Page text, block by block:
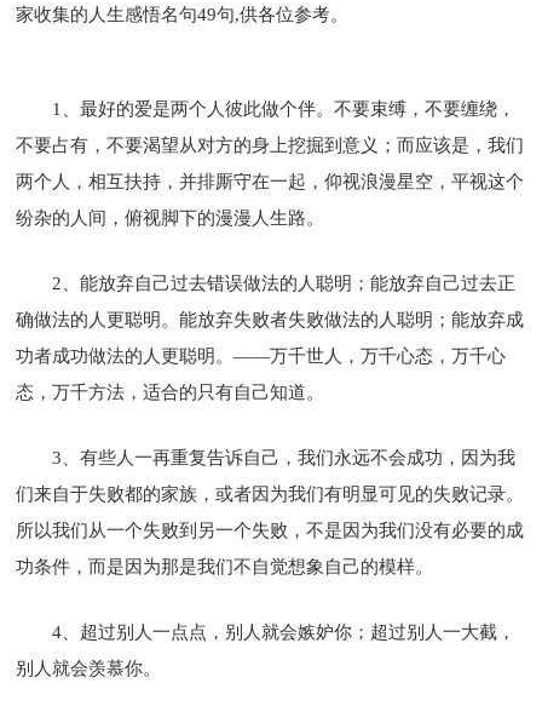
家收集的人生感悟名句49句,供各位参考。
1、最好的爱是两个人彼此做个伴。不要束缚，不要缠绕，
不要占有，不要渴望从对方的身上挖掘到意义；而应该是，我们
两个人，相互扶持，并排厮守在一起，仰视浪漫星空，平视这个
纷杂的人间，俯视脚下的漫漫人生路。
2、能放弃自己过去错误做法的人聪明；能放弃自己过去正
确做法的人更聪明。能放弃失败者失败做法的人聪明；能放弃成
功者成功做法的人更聪明。——万千世人，万千心态，万千心
态，万千方法，适合的只有自己知道。
3、有些人一再重复告诉自己，我们永远不会成功，因为我
们来自于失败都的家族，或者因为我们有明显可见的失败记录。
所以我们从一个失败到另一个失败，不是因为我们没有必要的成
功条件，而是因为那是我们不自觉想象自己的模样。
4、超过别人一点点，别人就会嫉妒你；超过别人一大截，
别人就会羡慕你。